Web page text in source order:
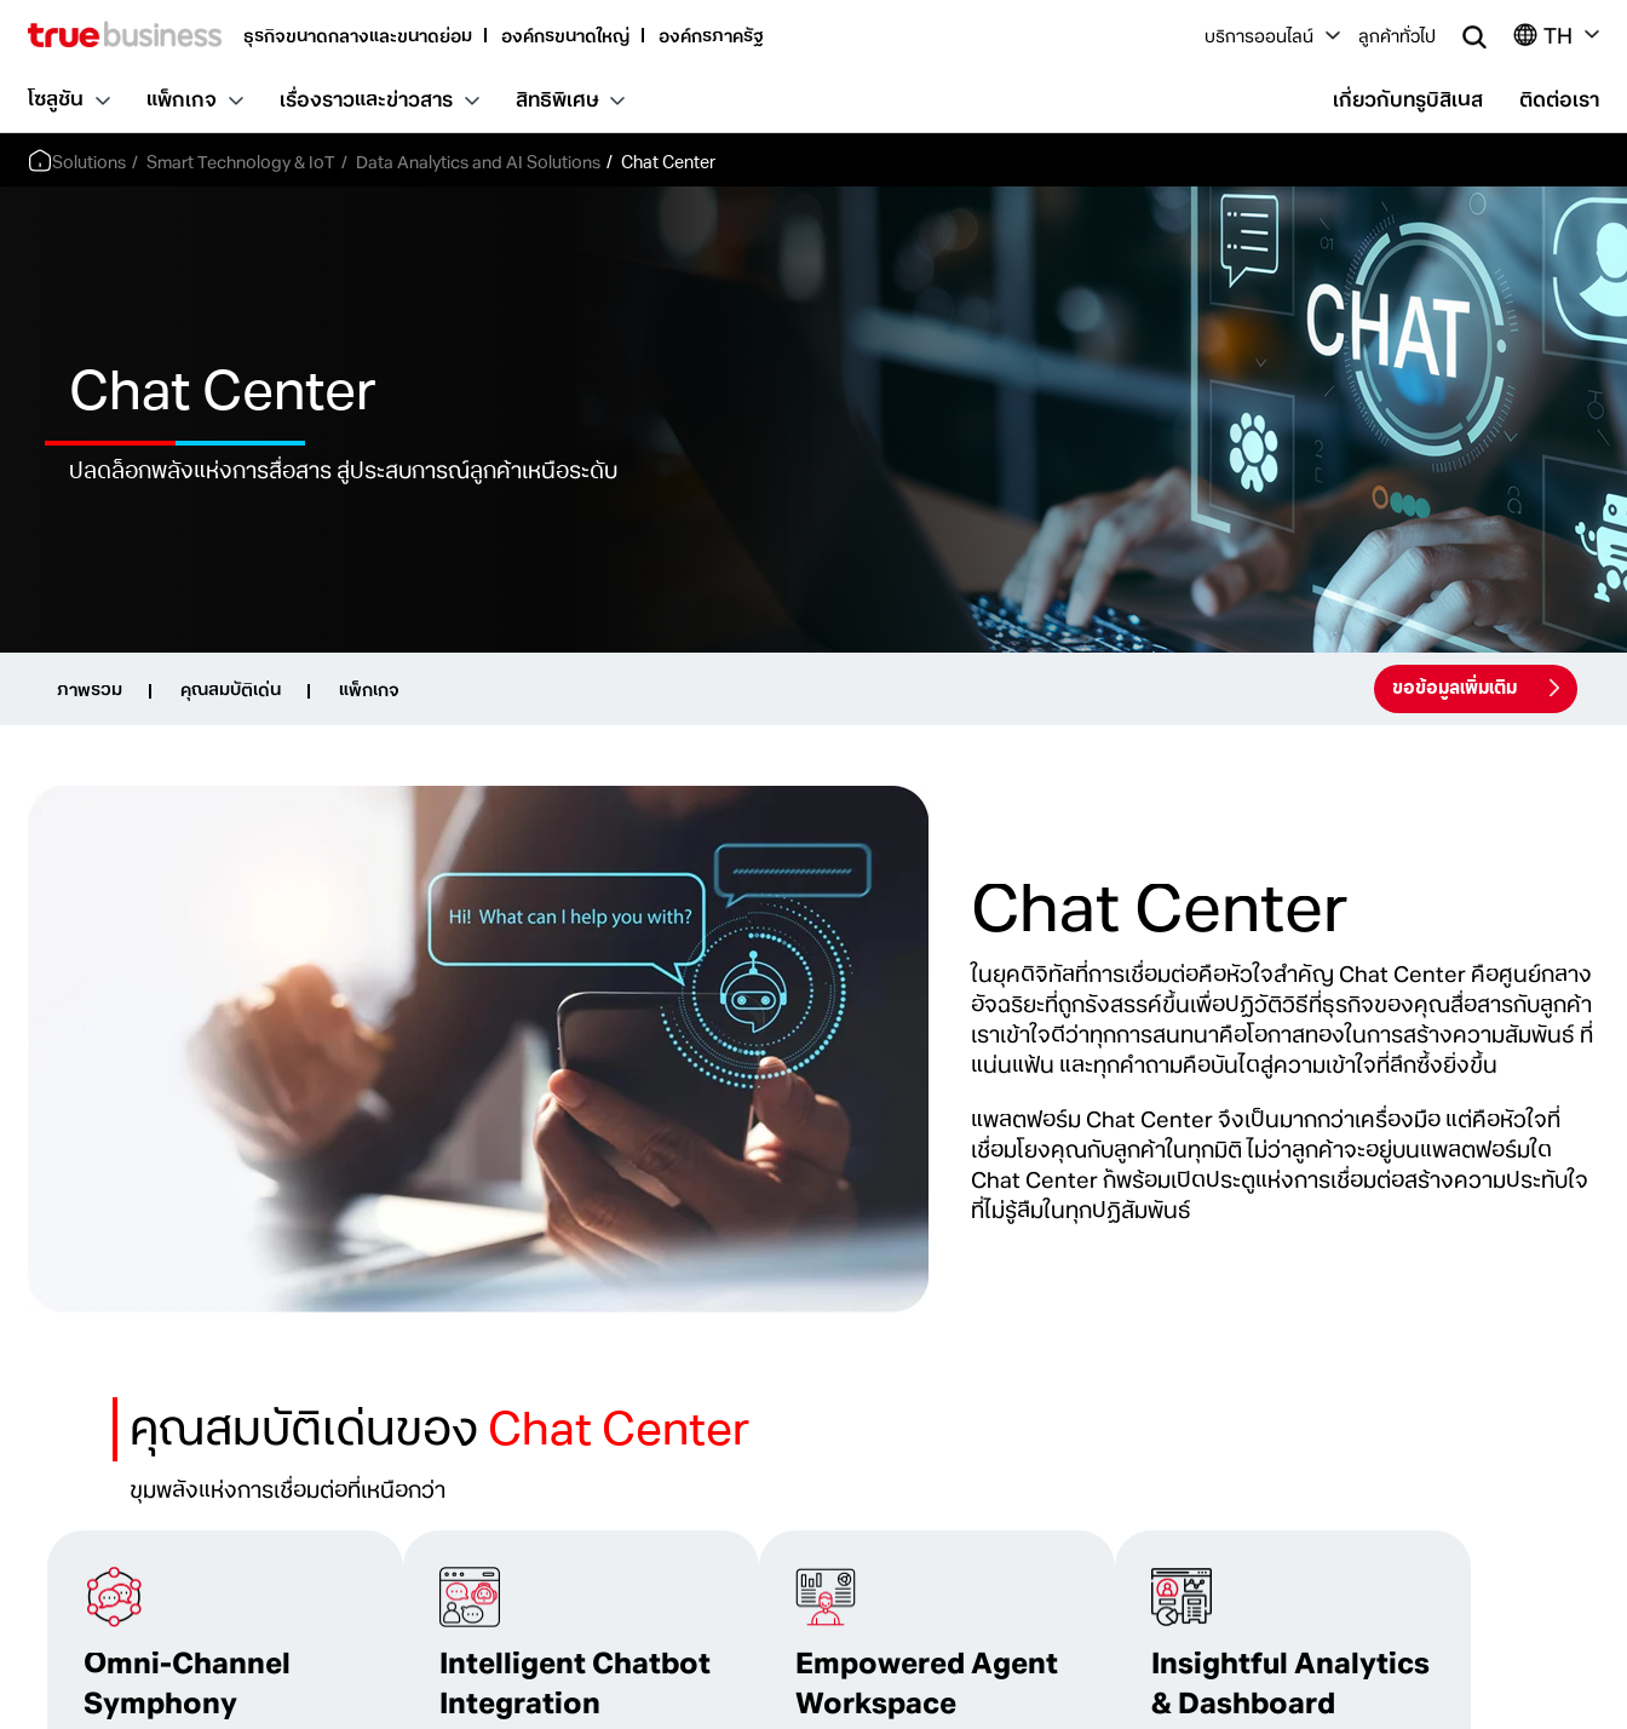
ธุรกิจขนาดกลางและขนาดย่อม องค์กรขนาดใหญ่ องค์กรภาครัฐ บริการออนไลน์ ลูกค้าทั่วไป TH
โซลูชัน แพ็กเกจ เรื่องราวและข่าวสาร สิทธิพิเศษ เกี่ยวกับทรูบิสิเนส ติดต่อเรา
Solutions Smart Technology & IoT Data Analytics and AI Solutions Chat Center
Chat Center
ปลดล็อกพลังแห่งการสื่อสาร สู่ประสบการณ์ลูกค้าเหนือระดับ
ภาพรวม คุณสมบัติเด่น แพ็กเกจ ขอข้อมูลเพิ่มเติม
Chat Center
ในยุคดิจิทัลที่การเชื่อมต่อคือหัวใจสำคัญ Chat Center คือศูนย์กลาง
อัจฉริยะที่ถูกรังสรรค์ขึ้นเพื่อปฏิวัติวิธีที่ธุรกิจของคุณสื่อสารกับลูกค้า
เราเข้าใจดีว่าทุกการสนทนาคือโอกาสทองในการสร้างความสัมพันธ์ ที่
แน่นแฟ้น และทุกคำถามคือบันไดสู่ความเข้าใจที่ลึกซึ้งยิ่งขึ้น
แพลตฟอร์ม Chat Center จึงเป็นมากกว่าเครื่องมือ แต่คือหัวใจที่
เชื่อมโยงคุณกับลูกค้าในทุกมิติ ไม่ว่าลูกค้าจะอยู่บนแพลตฟอร์มใด
Chat Center ก็พร้อมเปิดประตูแห่งการเชื่อมต่อสร้างความประทับใจ
ที่ไม่รู้ลืมในทุกปฏิสัมพันธ์
คุณสมบัติเด่นของChat Center
ขุมพลังแห่งการเชื่อมต่อที่เหนือกว่า
Omni-Channel
Symphony
Intelligent Chatbot
Integration
Empowered Agent
Workspace
Insightful Analytics
& Dashboard